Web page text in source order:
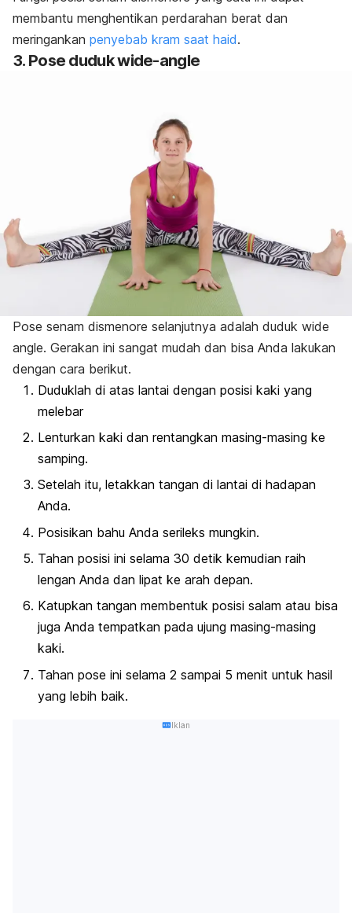
membantu menghentikan perdarahan berat dan
meringankan penyebab kram saat haid.
3. Pose dudukwide-angle
Pose senam dismenore selanjutnya adalah duduk wide
angle. Gerakan ini sangat mudah dan bisa Anda lakukan
dengan cara berikut.
Duduklah di atas lantai dengan posisi kaki yang
melebar
Lenturkan kaki dan rentangkan masing-masing ke
samping.
Setelah itu, letakkan tangan di lantai di hadapan
Anda.
Posisikan bahu Anda serileks mungkin.
Tahan posisi ini selama 30 detik kemudian raih
lengan Anda dan lipat ke arah depan.
Katupkan tangan membentuk posisi salam atau bisa
juga Anda tempatkan pada ujung masing-masing
kaki.
Tahan pose ini selama 2 sampai 5 menit untuk hasil
yang lebih baik.
Iklan